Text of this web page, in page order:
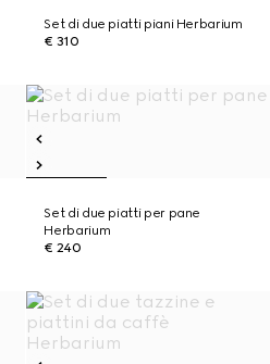
Set di due piatti piani Herbarium
€ 310
Set di due piatti per pane
Herbarium
€ 240